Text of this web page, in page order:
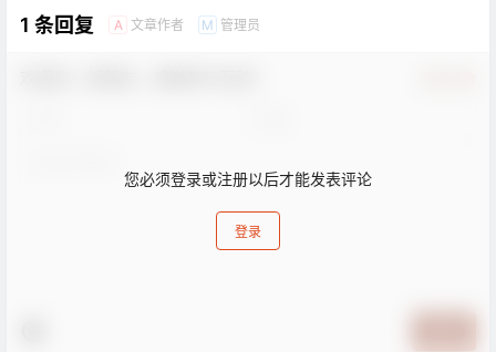
1 条回复 A 文章作者 M 管理员
您必须登录或注册以后才能发表评论
登录